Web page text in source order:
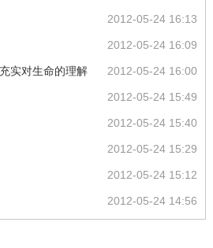
2012-05-24 16:13
2012-05-24 16:09
2012-05-24 16:00
实对生命的理解
2012-05-24 15:49
2012-05-24 15:40
2012-05-24 15:29
2012-05-24 15:12
2012-05-24 14:56